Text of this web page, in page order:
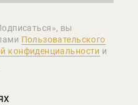
вы
Пользовательского
конфиденциальности и